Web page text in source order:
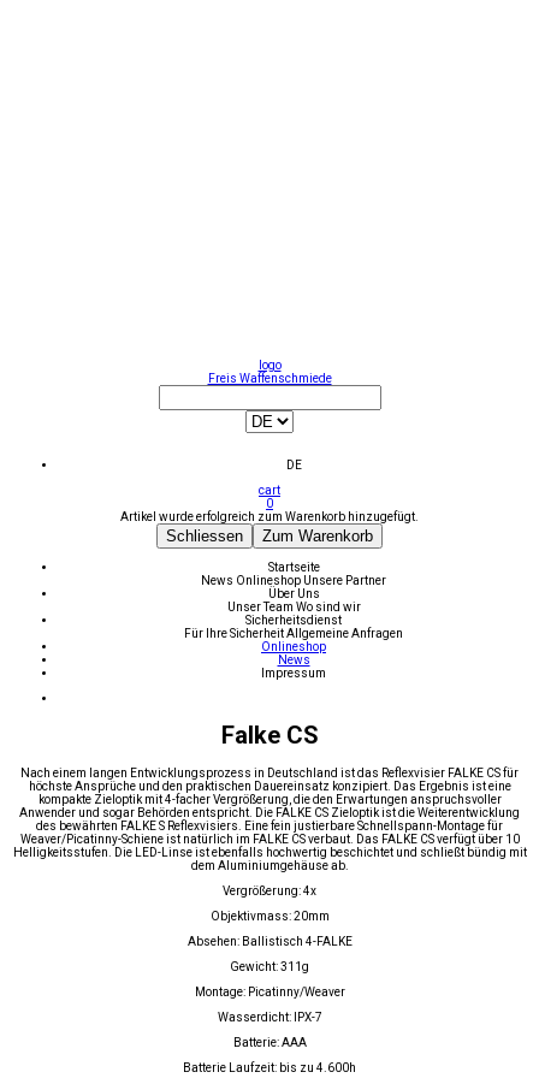
logo
Freis Waffenschmiede
DE
cart
0
Artikel wurde erfolgreich zum Warenkorb hinzugefügt.
Schliessen Zum Warenkorb
Startseite
News Onlineshop Unsere Partner
Über Uns
Unser Team Wo sind wir
Sicherheitsdienst
Für Ihre SicherheitAllgemeine Anfragen
Onlineshop
News
Impressum
Falke CS
Nach einem langen Entwicklungsprozess in Deutschland ist das Reflexvisier FALKE CS für
höchste Ansprüche und den praktischen Dauereinsatz konzipiert. Das Ergebnis ist eine
kompakte Zieloptik mit 4-facher Vergrößerung, die den Erwartungen anspruchsvoller
Anwender und sogar Behörden entspricht. Die FALKE CS Zieloptik ist die Weiterentwicklung
des bewährten FALKE S Reflexvisiers. Eine fein justierbare Schnellspann-Montage für
Weaver/Picatinny-Schiene ist natürlich im FALKE CS verbaut. Das FALKE CS verfügt über 10
Helligkeitsstufen. Die LED-Linse ist ebenfalls hochwertig beschichtet und schließt bündig mit
dem Aluminiumgehäuse ab.
Vergrößerung: 4x
Objektivmass: 20mm
Absehen: Ballistisch 4-FALKE
Gewicht: 311g
Montage: Picatinny/Weaver
Wasserdicht: IPX-7
Batterie: AAA
Batterie Laufzeit: bis zu 4.600h